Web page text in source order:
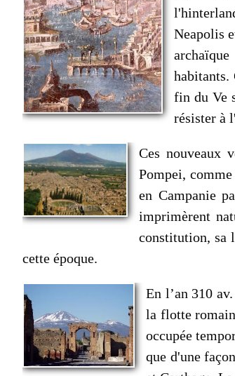
Neapolis
habitants.
fin du Ve
résister à
Ces nouveaux
Pompei,
en Campanie
imprimèrent
constitution, sa
cette époque.
En l’an 310
la flotte
occupée
que d'une